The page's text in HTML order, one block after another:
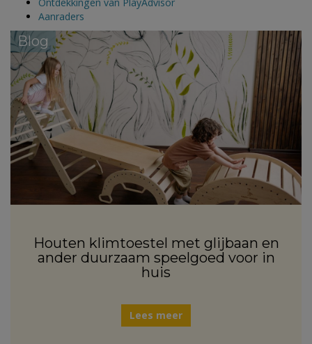
Aanraders
Blog
Houten klimtoestel met glijbaan en
ander duurzaam speelgoed voor in
huis
Lees meer